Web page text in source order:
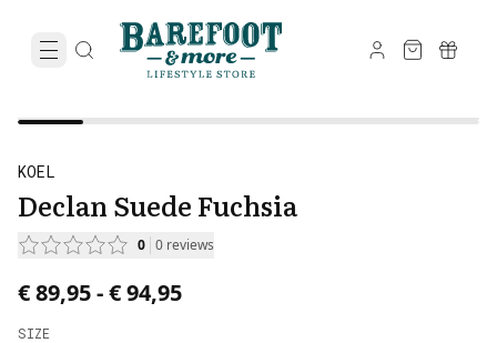
KOEL
Declan Suede Fuchsia
0 0 reviews
Price from € 89,95 to € 94,95.
€ 89,95-€ 94,95
SIZE